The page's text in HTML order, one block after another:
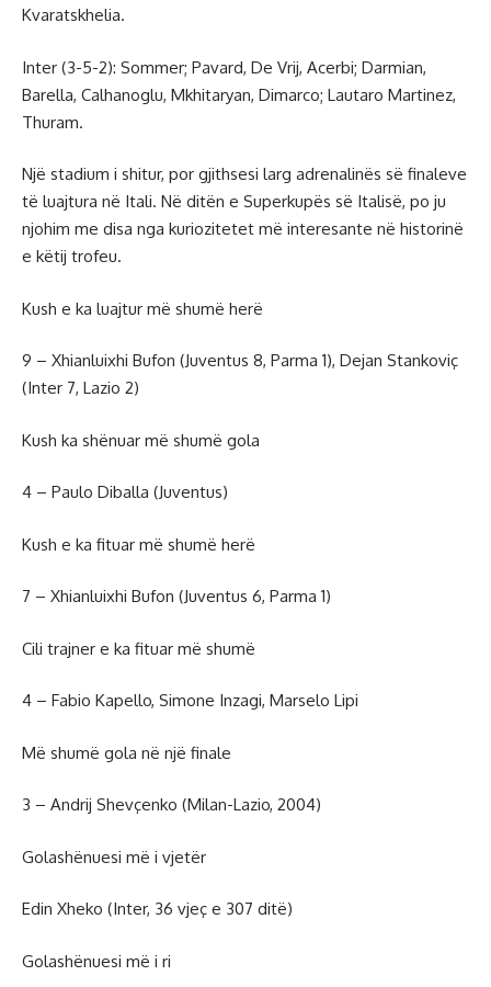
Kvaratskhelia.
Inter (3-5-2): Sommer; Pavard, De Vrij, Acerbi; Darmian,
Barella, Calhanoglu, Mkhitaryan, Dimarco; Lautaro Martinez,
Thuram.
Një stadium i shitur, por gjithsesi larg adrenalinës së finaleve
të luajtura në Itali. Në ditën e Superkupës së Italisë, po ju
njohim me disa nga kuriozitetet më interesante në historinë
e këtij trofeu.
Kush e ka luajtur më shumë herë
9 – Xhianluixhi Bufon (Juventus 8, Parma 1), Dejan Stankoviç
(Inter 7, Lazio 2)
Kush ka shënuar më shumë gola
4 – Paulo Diballa (Juventus)
Kush e ka fituar më shumë herë
7 – Xhianluixhi Bufon (Juventus 6, Parma 1)
Cili trajner e ka fituar më shumë
4 – Fabio Kapello, Simone Inzagi, Marselo Lipi
Më shumë gola në një finale
3 – Andrij Shevçenko (Milan-Lazio, 2004)
Golashënuesi më i vjetër
Edin Xheko (Inter, 36 vjeç e 307 ditë)
Golashënuesi më i ri